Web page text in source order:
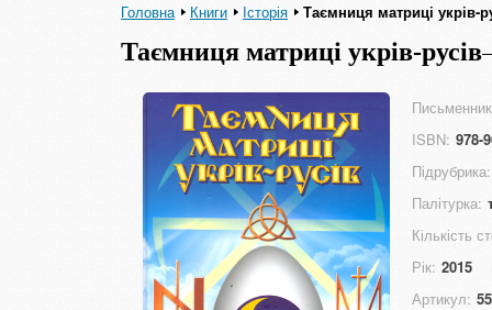
Головна Книги Історія Таємниця матриці укрів-
Таємниця матриці укрів-русів
ISBN: 978-
Підрубрика:
Палітурка:
Кількість
Рік: 2015
Артикул: